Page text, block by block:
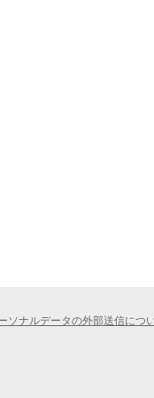
ソナルデータの外部送信につ